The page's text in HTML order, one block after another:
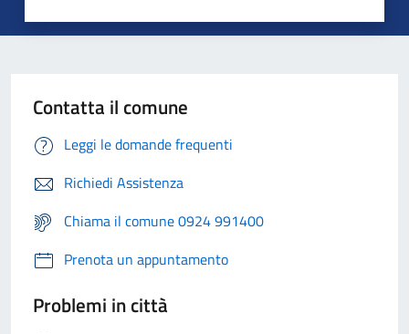
Contatta il comune
Leggi le domande frequenti
Richiedi Assistenza
Chiama il comune 0924 991400
Prenota un appuntamento
Problemi in città